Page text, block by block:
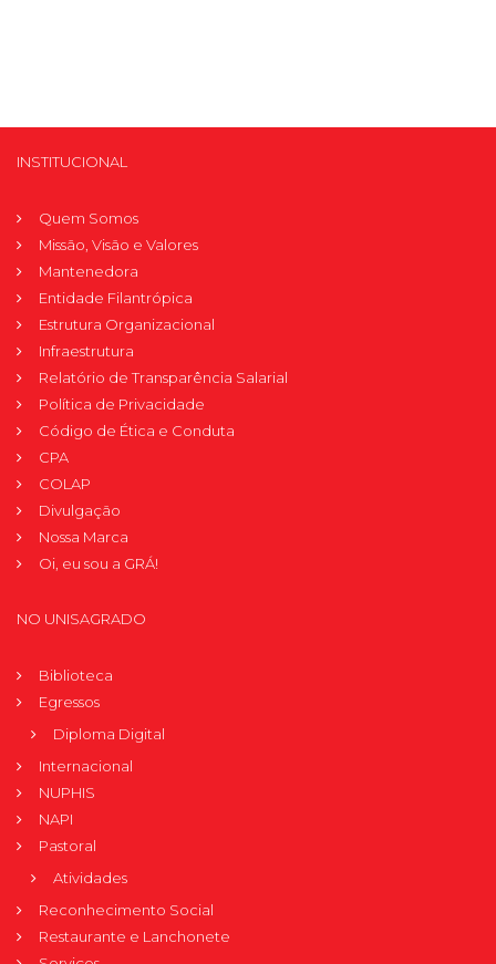
INSTITUCIONAL
Quem Somos
Missão, Visão e Valores
Mantenedora
Entidade Filantrópica
Estrutura Organizacional
Infraestrutura
Relatório de Transparência Salarial
Política de Privacidade
Código de Ética e Conduta
CPA
COLAP
Divulgação
Nossa Marca
Oi, eu sou a GRÁ!
NO UNISAGRADO
Biblioteca
Egressos
Diploma Digital
Internacional
NUPHIS
NAPI
Pastoral
Atividades
Reconhecimento Social
Restaurante e Lanchonete